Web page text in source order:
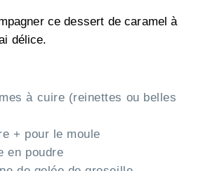
ce dessert de caramel à
délice.
à cuire (reinettes ou belles
+ pour le moule
en poudre